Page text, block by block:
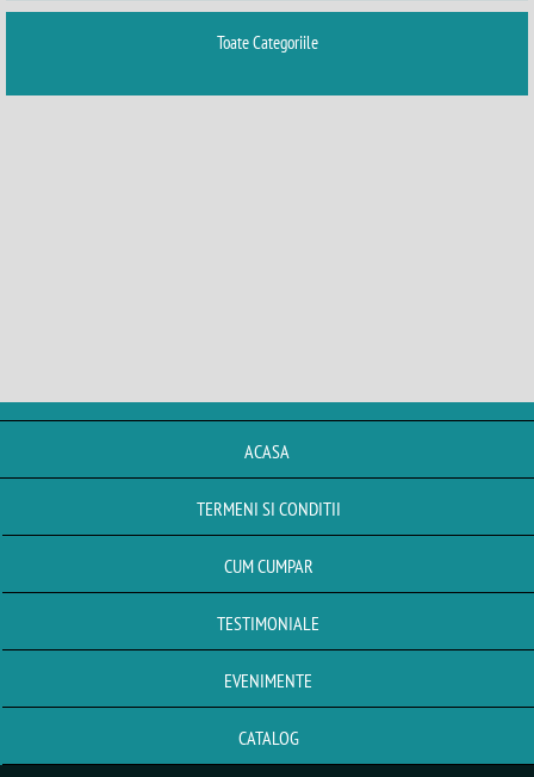
Toate Categoriile
ACASA
TERMENI SI CONDITII
CUM CUMPAR
TESTIMONIALE
EVENIMENTE
CATALOG